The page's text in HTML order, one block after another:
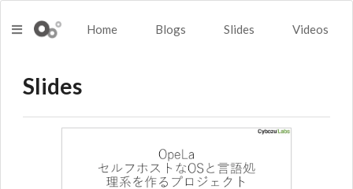
Home Blogs Slides Videos
Slides